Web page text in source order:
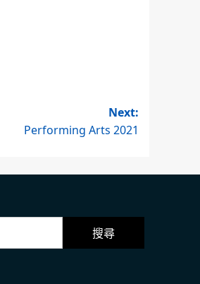
Next:
Performing Arts 2021